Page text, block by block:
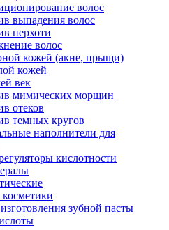
волос
выпадения волос
перхоти
волос
кожей (акне, прыщи)
кожей
век
мимических морщин
отеков
темных кругов
наполнители для
кислотности
зубной пасты